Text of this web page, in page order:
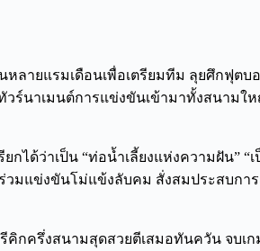
ลายแรมเดือนเพื่อเตรียมทีม ลุยศึกฟุต
ร์นาเมนต์การแข่งขันเข้ามาทั้งสนา
ได้ว่าเป็น “ท่อน้ำเลี้ยงแห่งความฝัน”
ร่วมแข่งขันโม่แข้งลับคม สั่งสมประสบ
กครึ่งสนามสุดสวยตีเสมอทันควัน จบ